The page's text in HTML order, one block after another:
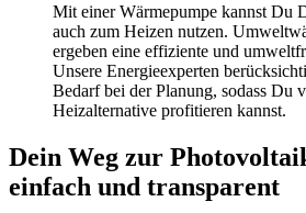
Mit einer Wärmepumpe kannst Du
auch zum Heizen nutzen.
ergeben eine effiziente und
Unsere Energieexperten
Bedarf bei der Planung, sodass Du
Heizalternative profitieren kannst.
Dein Weg zur
einfach und transparent